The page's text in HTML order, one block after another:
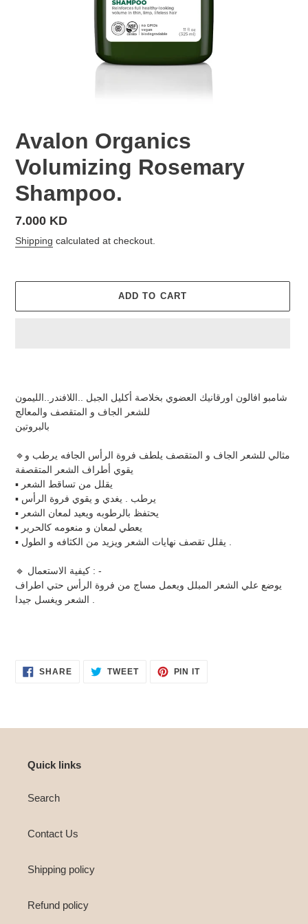
Avalon Organics
Volumizing Rosemary
Shampoo.
Regular
price
7.000 KD
Shipping calculated at checkout.
ADD TO CART
your
cart
شامبو افالون اورقانيك العضوي بخلاصة أكليل الجبل ..اللافندر..الليمون
للشعر الجاف و المتقصف والمعالج
بالبروتين
🔹مثالي للشعر الجاف و المتقصف يلطف فروة الرأس الجافه يرطب و
يقوي أطراف الشعر المتقصفة
▪️ يقلل من تساقط الشعر
▪️ يرطب . يغدي و يقوي فروة الرأس
▪️ يحتفظ بالرطوبه ويعيد لمعان الشعر
▪️ يعطي لمعان و منعومه كالحرير
▪️ يقلل تقصف نهايات الشعر ويزيد من الكثافه و الطول .
🔹 كيفية الاستعمال : -
يوضع علي الشعر المبلل ويعمل مساج من فروة الرأس حتي اطراف
الشعر ويغسل جيدا .
SHARESHARE TWEETTWEET
PIN ITPIN
Quick links
Search
Contact Us
Shipping policy
Refund policy